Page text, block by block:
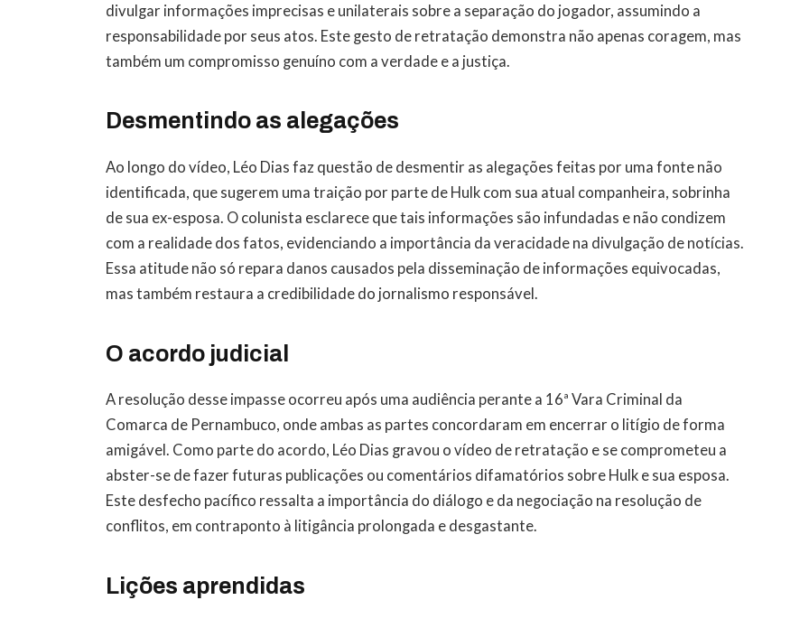
divulgar informações imprecisas e unilaterais sobre a separação do jogador, assumindo a
responsabilidade por seus atos. Este gesto de retratação demonstra não apenas coragem, mas
também um compromisso genuíno com a verdade e a justiça.
Desmentindo as alegações
Ao longo do vídeo, Léo Dias faz questão de desmentir as alegações feitas por uma fonte não
identificada, que sugerem uma traição por parte de Hulk com sua atual companheira, sobrinha
de sua ex-esposa. O colunista esclarece que tais informações são infundadas e não condizem
com a realidade dos fatos, evidenciando a importância da veracidade na divulgação de notícias.
Essa atitude não só repara danos causados pela disseminação de informações equivocadas,
mas também restaura a credibilidade do jornalismo responsável.
O acordo judicial
A resolução desse impasse ocorreu após uma audiência perante a 16ª Vara Criminal da
Comarca de Pernambuco, onde ambas as partes concordaram em encerrar o litígio de forma
amigável. Como parte do acordo, Léo Dias gravou o vídeo de retratação e se comprometeu a
abster-se de fazer futuras publicações ou comentários difamatórios sobre Hulk e sua esposa.
Este desfecho pacífico ressalta a importância do diálogo e da negociação na resolução de
conflitos, em contraponto à litigância prolongada e desgastante.
Lições aprendidas